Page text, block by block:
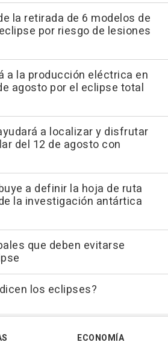
la retirada de 6 modelos de
por riesgo de lesiones
a la producción eléctrica en
agosto por el eclipse total
a localizar y disfrutar
del 12 de agosto con
a definir la hoja de ruta
la investigación antártica
que deben evitarse
los eclipses?
ECONOMÍA